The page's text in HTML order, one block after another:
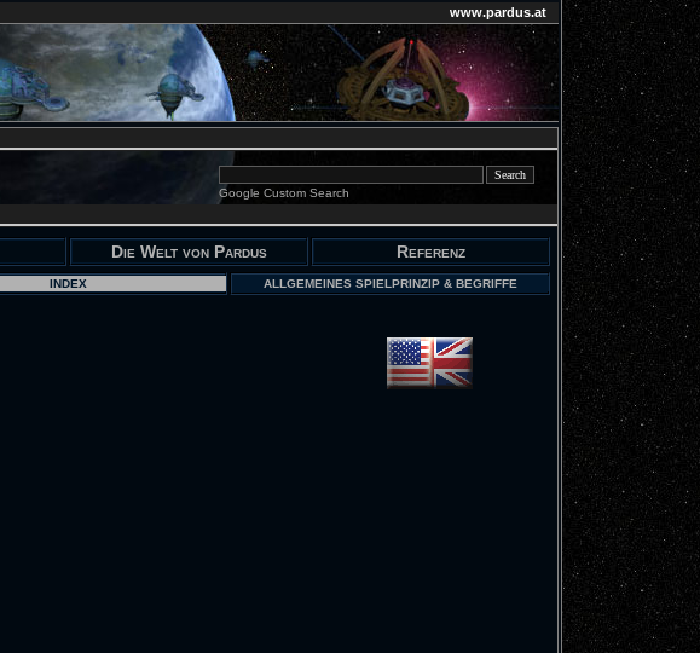
www.pardus.at
Google Custom Search
Die Welt von Pardus Referenz
INDEX ALLGEMEINES SPIELPRINZIP & BEGRIFFE